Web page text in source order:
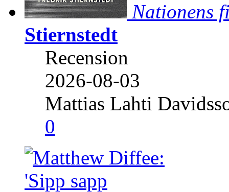
Nationens
Stiernstedt
Recension
2026-08-03
Mattias Lahti
0